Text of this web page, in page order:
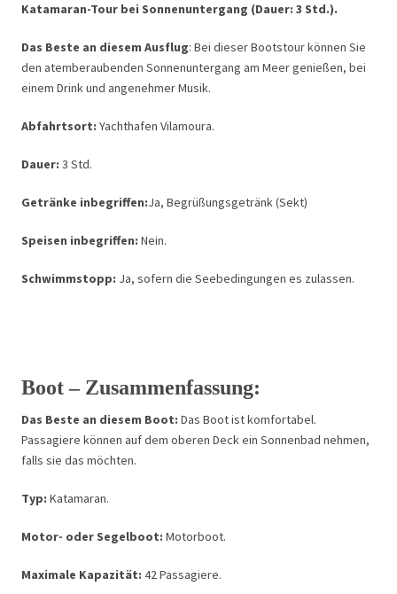
Katamaran-Tour bei Sonnenuntergang (Dauer: 3 Std.).
Das Beste an diesem Ausflug: Bei dieser Bootstour können Sie
den atemberaubenden Sonnenuntergang am Meer genießen, bei
einem Drink und angenehmer Musik.
Abfahrtsort: Yachthafen Vilamoura.
Dauer: 3 Std.
Getränke inbegriffen:Ja, Begrüßungsgetränk (Sekt)
Speisen inbegriffen: Nein.
Schwimmstopp: Ja, sofern die Seebedingungen es zulassen.
Boot – Zusammenfassung:
Das Beste an diesem Boot: Das Boot ist komfortabel.
Passagiere können auf dem oberen Deck ein Sonnenbad nehmen,
falls sie das möchten.
Typ: Katamaran.
Motor- oder Segelboot: Motorboot.
Maximale Kapazität: 42 Passagiere.